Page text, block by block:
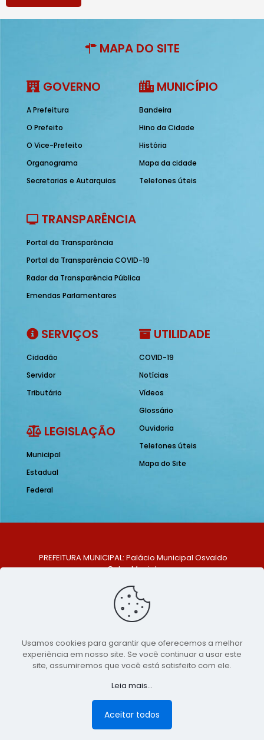
MAPA DO SITE
GOVERNO
A Prefeitura
O Prefeito
O Vice-Prefeito
Organograma
Secretarias e Autarquias
MUNICÍPIO
Bandeira
Hino da Cidade
História
Mapa da cidade
Telefones úteis
TRANSPARÊNCIA
Portal da Transparência
Portal da Transparência COVID-19
Radar da Transparência Pública
Emendas Parlamentares
SERVIÇOS
Cidadão
Servidor
Tributário
LEGISLAÇÃO
Municipal
Estadual
Federal
UTILIDADE
COVID-19
Notícias
Vídeos
Glossário
Ouvidoria
Telefones úteis
Mapa do Site
PREFEITURA MUNICIPAL: Palácio Municipal Osvaldo
Celso Maciel
Centro, São Bento do Una - PE. CEP: 553370-128
TELEFONE: (81) 99548-1569
E-MAIL: ouvidoria@saobentodouna.pe.gov.br
Copyright 2021-2026 - Assessoria de Comunicação da
Prefeitura de São Bento do Una - PE
Página desenvolvida pela agência de
publicidadeLumusWeb - Agência Digital
Usamos cookies para garantir que oferecemos a melhor
experiência em nosso site. Se você continuar a usar este
site, assumiremos que você está satisfeito com ele.
Leia mais...
Aceitar todos